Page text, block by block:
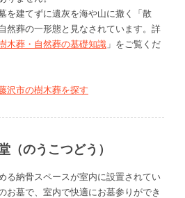
を建てずに遺灰を海や山に撒く「散
然葬の一形態と見なされています。詳
木葬・自然葬の基礎知識 」をご覧くだ
沢市の樹木葬を探す
（のうこつどう）
る納骨スペースが室内に設置されてい
お墓で、室内で快適にお墓参りができ